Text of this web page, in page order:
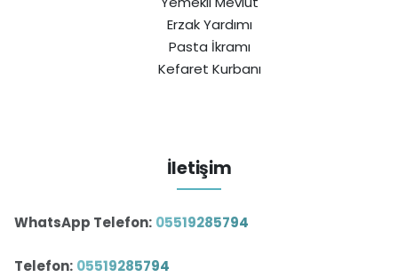
Erzak Yardımı
Pasta İkramı
Kefaret Kurbanı
İletişim
WhatsApp Telefon: 05519285794
Telefon: 05519285794